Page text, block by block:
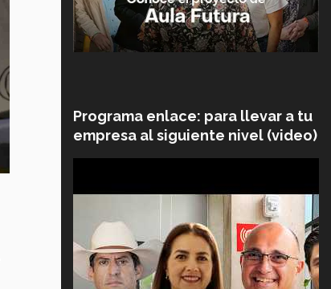
Programa enlace: para llevar a tu
empresa al siguiente nivel (video)